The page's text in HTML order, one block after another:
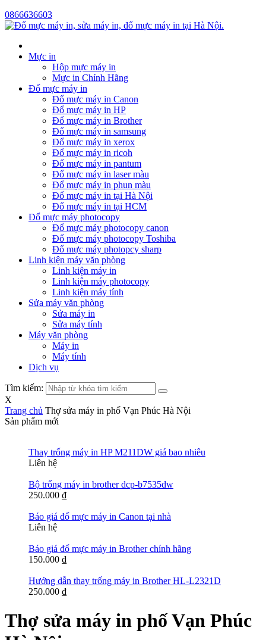
0866636603
Mực in
Hộp mực máy in
Mực in Chính Hãng
Đổ mực máy in
Đổ mực máy in Canon
Đổ mực máy in HP
Đổ mực máy in Brother
Đổ mực máy in samsung
Đổ mực máy in xerox
Đổ mực máy in ricoh
Đổ mực máy in pantum
Đổ mực máy in laser màu
Đổ mực máy in phun màu
Đổ mực máy in tại Hà Nội
Đổ mực máy in tại HCM
Đổ mực máy photocopy
Đổ mực máy photocopy canon
Đổ mực máy photocopy Toshiba
Đổ mực máy photopcy sharp
Linh kiện máy văn phòng
Linh kiện máy in
Linh kiện máy photocopy
Linh kiện máy tính
Sửa máy văn phòng
Sửa máy in
Sửa máy tính
Máy văn phòng
Máy in
Máy tính
Dịch vụ
Tìm kiếm:
X
Trang chủ Thợ sửa máy in phố Vạn Phúc Hà Nội
Sản phẩm mới
Thay trống máy in HP M211DW giá bao nhiêu
Liên hệ
Bộ trống máy in brother dcp-b7535dw
250.000 ₫
Báo giá đổ mực máy in Canon tại nhà
Liên hệ
Báo giá đổ mực máy in Brother chính hãng
150.000 ₫
Hướng dẫn thay trống máy in Brother HL-L2321D
250.000 ₫
Thợ sửa máy in phố Vạn Phúc